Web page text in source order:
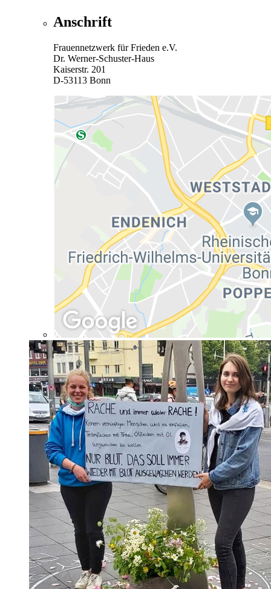
Anschrift
Frauennetzwerk für Frieden e.V.
Dr. Werner-Schuster-Haus
Kaiserstr. 201
D-53113 Bonn